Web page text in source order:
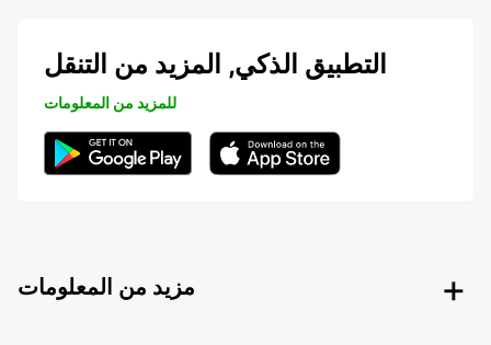
التطبيق الذكي, المزيد من التنقل
للمزيد من المعلومات
مزيد من المعلومات